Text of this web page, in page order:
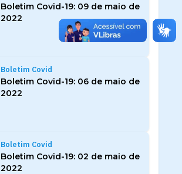
Boletim Covid-19: 09 de maio de
2022
Boletim Covid
Boletim Covid-19: 06 de maio de
2022
Boletim Covid
Boletim Covid-19: 02 de maio de
2022